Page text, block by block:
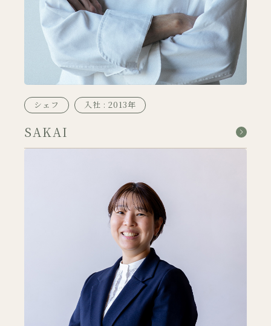
シェフ 入社 : 2013年
SAKAI